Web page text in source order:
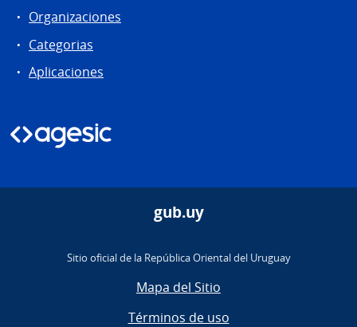
Organizaciones
Categorias
Aplicaciones
gub.uy
Sitio oficial de la República Oriental del Uruguay
Mapa del Sitio
Términos de uso